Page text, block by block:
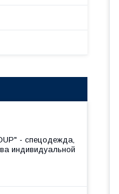
- спецодежда,
индивидуальной